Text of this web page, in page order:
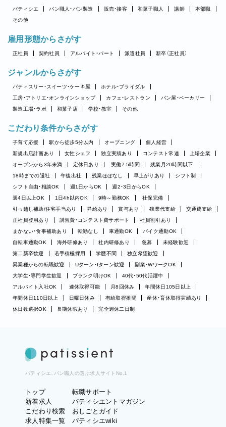
パティシエ パン職人・パン製造 販売・接客 和菓子職人 講師
本部職
その他
雇用形態からさがす
正社員 契約社員 アルバイト・パート 派遣社員 新卒（正社員）
ジャンルからさがす
パティスリー・スイーツ・ケーキ屋
ホテル・ブライダル
工房・アトリエ・オンラインショップ
カフェ・レストラン
パン屋・ベーカリー
製造工場・ラボ
和菓子店 学校・教室 その他
こだわり条件からさがす
子育て応援 駅から徒歩5分以内 オープニング
個人経営
新規出店計画あり
女性シェフ 独立実績あり コンテスト常連
上場企業
オープンから3年未満
定休日あり 実働7.5時間
残業月20時間以下
18時までの退社
午後出社 残業ほぼなし 早上がりあり
シフト制
シフト自由・相談OK
週1日からOK
週2・3日からOK
週4日以上OK
1日4h以内OK 9時～勤務OK
社保完備
引っ越し補助/住宅手当あり
昇給あり 賞与あり 残業代支給
交通費支給
正社員登用あり
講習費・コンテスト費サポート
社員割引あり
まかない・食事補助あり
転勤なし 車通勤OK
バイク通勤OK
自転車通勤OK
海外研修あり 社内研修あり 急募
未経験歓迎
第二新卒歓迎
若手積極採用 学歴不問
独立希望歓迎
異業種からの転職歓迎
Uターン・Iターン歓迎
副業・WワークOK
大学生・専門学生歓迎
ブランク明けOK
40代・50代活躍中
アルバイト入社OK
連休取得可能 月8回休み
年間休日105日以上
年間休日110日以上
日曜日休み 有給取得推奨
産休・育休取得実績あり
休日数選択OK
長期休暇あり 完全週休二日制
パティシエ、パン職人の選ぶ求人サイトNo.1
トップ
新着求人
こだわり検索
求人特集一覧
転職サポート
パティシエントマガジン
おしごとガイド
パティシエwiki